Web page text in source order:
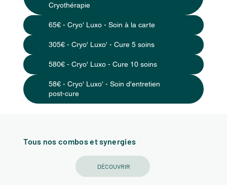
Cryothérapie
65€ - Cryo' Luxo - Soin à la carte
305€ - Cryo' Luxo' - Cure 5 soins
580€ - Cryo' Luxo - Cure 10 soins
58€ - Cryo' Luxo' - Soin d'entretien
post-cure
Tous nos combos et synergies
DÉCOUVRIR